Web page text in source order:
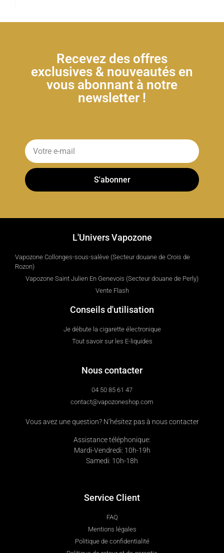
Recevez des offres
exclusives & nouveautés en
vous abonnant à notre
newsletter !
S'abonner
L'Univers Vapozone
Vapozone Collonges-sous-salève (Secteur douane de Crois de
Rozon)
Vapozone Saint Julien En Genevois (Secteur douane de Perly)
Vente Flash
Conseils d'utilisation
Je débute la cigarette électronique
Tout savoir sur les E-liquides
Nous contacter
04 50 85 61 47
contact@vapozoneshop.com
Vous avez une question? N’hésitez pas à nous contacter
Assistance téléphonique:
Mardi-Vendredi: 10h-19h
Samedi: 10h-18h
Service Client
FAQ
Mentions légales
Politique de confidentialité